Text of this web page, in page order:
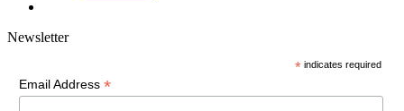
Newsletter
* indicates required
Email Address *